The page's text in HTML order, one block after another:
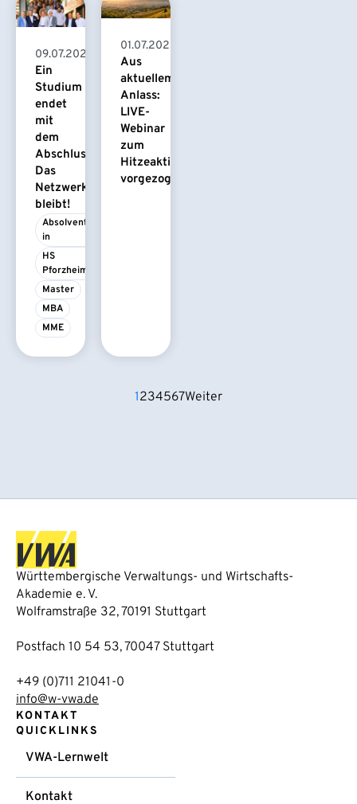
09.07.2026
Ein
Studium
endet
mit
dem
Abschluss.
Das
Netzwerk
bleibt!
Absolvent/-
in
HS
Pforzheim
Master
MBA
MME
01.07.2026
Aus
aktuellem
Anlass:
LIVE-
Webinar
zum
Hitzeaktionsplan
vorgezogen
1234567Weiter
Württembergische Verwaltungs- und Wirtschafts-
Akademie e. V.
Wolframstraße 32, 70191 Stuttgart
Postfach 10 54 53, 70047 Stuttgart
+49 (0)711 21041-0
info@w-vwa.de
KONTAKT
QUICKLINKS
VWA-Lernwelt
Kontakt